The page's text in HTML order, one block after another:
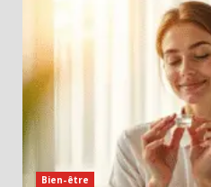
Bien-être